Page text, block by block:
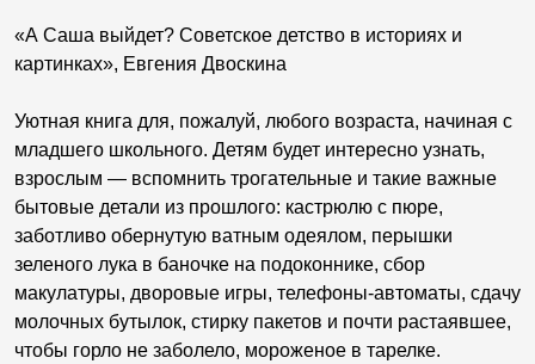
«А Саша выйдет? Советское детство в историях и
картинках», Евгения Двоскина
Уютная книга для, пожалуй, любого возраста, начиная с
младшего школьного. Детям будет интересно узнать,
взрослым — вспомнить трогательные и такие важные
бытовые детали из прошлого: кастрюлю с пюре,
заботливо обернутую ватным одеялом, перышки
зеленого лука в баночке на подоконнике, сбор
макулатуры, дворовые игры, телефоны-автоматы, сдачу
молочных бутылок, стирку пакетов и почти растаявшее,
чтобы горло не заболело, мороженое в тарелке.